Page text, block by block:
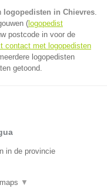
logopedisten in Chievres.
( logopedist
postcode in voor de
contact met logopedisten
logopedisten
getoond.
in de provincie
▼